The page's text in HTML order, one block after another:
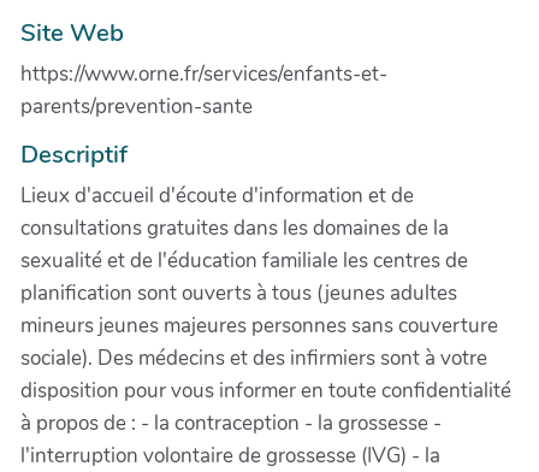
Site Web
https://www.orne.fr/services/enfants-et-
parents/prevention-sante
Descriptif
Lieux d'accueil d'écoute d'information et de
consultations gratuites dans les domaines de la
sexualité et de l'éducation familiale les centres de
planification sont ouverts à tous (jeunes adultes
mineurs jeunes majeures personnes sans couverture
sociale). Des médecins et des infirmiers sont à votre
disposition pour vous informer en toute confidentialité
à propos de : - la contraception - la grossesse -
l'interruption volontaire de grossesse (IVG) - la